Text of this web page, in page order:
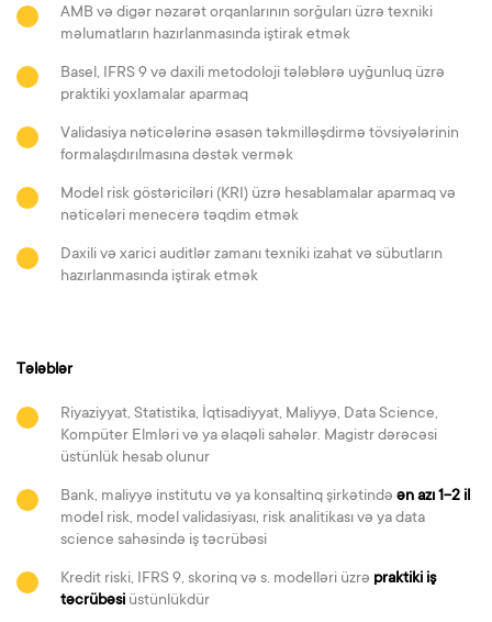
AMB və digər nəzarət orqanlarının sorğuları üzrə texniki
məlumatların hazırlanmasında iştirak etmək
Basel, IFRS 9 və daxili metodoloji tələblərə uyğunluq üzrə
praktiki yoxlamalar aparmaq
Validasiya nəticələrinə əsasən təkmilləşdirmə tövsiyələrinin
formalaşdırılmasına dəstək vermək
Model risk göstəriciləri (KRI) üzrə hesablamalar aparmaq və
nəticələri menecerə təqdim etmək
Daxili və xarici auditlər zamanı texniki izahat və sübutların
hazırlanmasında iştirak etmək
Tələblər
Riyaziyyat, Statistika, İqtisadiyyat, Maliyyə, Data Science,
Kompüter Elmləri və ya əlaqəli sahələr. Magistr dərəcəsi
üstünlük hesab olunur
Bank, maliyyə institutu və ya konsaltinq şirkətində ən azı 1-2 il
model risk, model validasiyası, risk analitikası və ya data
science sahəsində iş təcrübəsi
Kredit riski, IFRS 9, skorinq və s. modelləri üzrə praktiki iş
təcrübəsi üstünlükdür